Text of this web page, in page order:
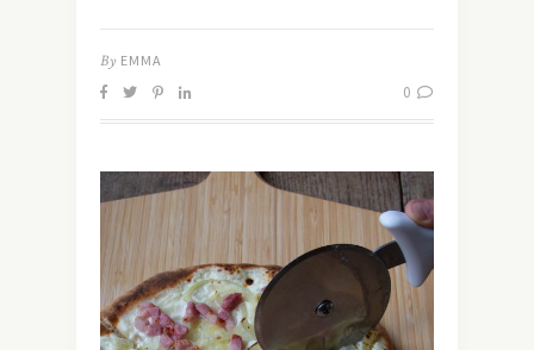
By EMMA
0